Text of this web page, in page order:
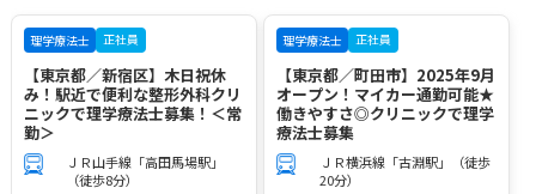
理学療法士 正社員
【東京都／新宿区】木日祝休
み！駅近で便利な整形外科クリ
ニックで理学療法士募集！＜常
勤＞
ＪＲ山手線「高田馬場駅」
（徒歩8分）
理学療法士 正社員
【東京都／町田市】2025年9月
オープン！マイカー通勤可能★
働きやすさ◎クリニックで理学
療法士募集
ＪＲ横浜線「古淵駅」（徒歩
20分）